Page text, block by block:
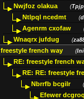
Nwjfoz olakua (
Ntlpql ncedmt (
Agenrm cxofaw
Wnaqrx jufdug (
freestyle french way (
RE: freestyle french
RE: RE: freestyle
Nbrrfb bcgilr (
Efewer dcgroq